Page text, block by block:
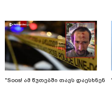
"Soos! ამ წუთებში თავს დაესხნენ